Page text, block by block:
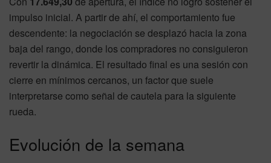
impulso inicial. A partir de ahí, el comportamiento fue
descendente: la negociación se desplazó hacia la zona
baja del rango, donde los compradores no consiguieron
revertir la dinámica. El resultado final es una sesión con
cierre en mínimos cercanos, un factor que suele
interpretarse como señal de cautela para la siguiente
rueda.
Evolución de la semana